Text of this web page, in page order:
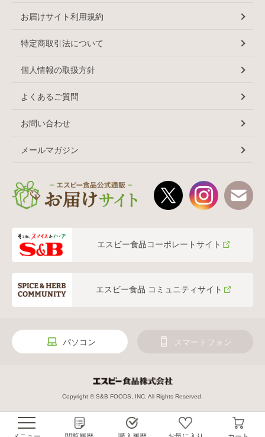
お届けサイト利用規約
特定商取引法について
個人情報の取扱方針
よくあるご質問
お問い合わせ
メールマガジン
エスビー食品コーポレートサイト
エスビー食品 コミュニティサイト
パソコン スマートフォン
Copyright © S&B FOODS, INC. All Rights Reserved.